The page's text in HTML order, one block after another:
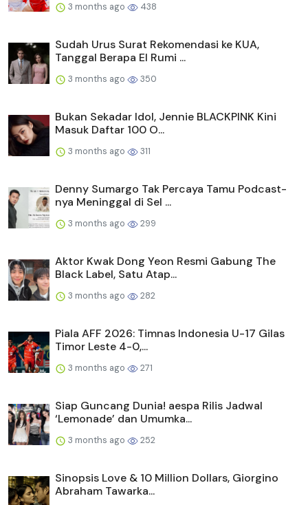
3 months ago 438
Sudah Urus Surat Rekomendasi ke KUA,
Tanggal Berapa El Rumi ...
3 months ago 350
Bukan Sekadar Idol, Jennie BLACKPINK Kini
Masuk Daftar 100 O...
3 months ago 311
Denny Sumargo Tak Percaya Tamu Podcast-
nya Meninggal di Sel ...
3 months ago 299
Aktor Kwak Dong Yeon Resmi Gabung The
Black Label, Satu Atap...
3 months ago 282
Piala AFF 2026: Timnas Indonesia U-17 Gilas
Timor Leste 4-0,...
3 months ago 271
Siap Guncang Dunia! aespa Rilis Jadwal
‘Lemonade’ dan Umumka...
3 months ago 252
Sinopsis Love & 10 Million Dollars, Giorgino
Abraham Tawarka...